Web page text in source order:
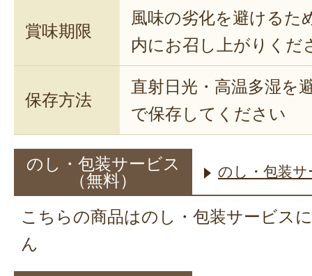
賞味期限
風味の劣化を避けるた
内にお召し上がりくだ
保存方法
直射日光・高温多湿を
で保存してください
のし・包装サービス
（無料）
のし・包装
こちらの商品はのし・包装サービス
ん